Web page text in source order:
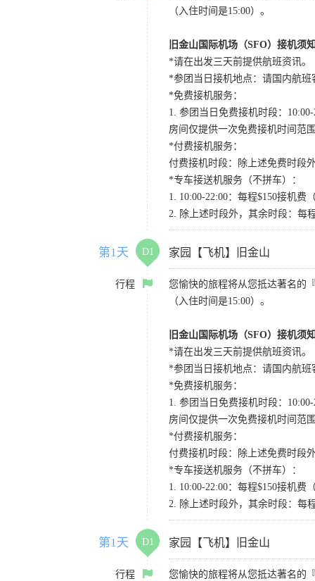
（入住时间是15:00）。
旧金山国际机场（SFO）接机须
*请在出发三天前提供航班资讯。
*参团当日接机地点：请国内航班
*免费接机服务：
1. 参团当日免费接机时段：
房间仅提供一次免费接机时间范
*付费接机服务：
付费接机时段：除上述免费时段
*专车接送机服务（不拼车）：
1. 10:00-22:00：每程$150接机
2. 除上述时段外，其余时段：每
第1天 D1 家园【飞机】旧金山
行程
您愉快的旅程将从您抵达著名的
（入住时间是15:00）。
旧金山国际机场（SFO）接机须
*请在出发三天前提供航班资讯。
*参团当日接机地点：请国内航班
*免费接机服务：
1. 参团当日免费接机时段：
房间仅提供一次免费接机时间范
*付费接机服务：
付费接机时段：除上述免费时段
*专车接送机服务（不拼车）：
1. 10:00-22:00：每程$150接机
2. 除上述时段外，其余时段：每
第1天 D1 家园【飞机】旧金山
行程 您愉快的旅程将从您抵达著名的